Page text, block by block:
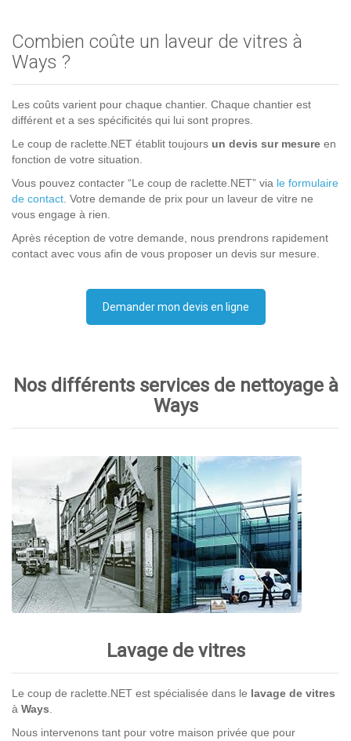
Combien coûte un laveur de vitres à
Ways ?
Les coûts varient pour chaque chantier. Chaque chantier est
différent et a ses spécificités qui lui sont propres.
Le coup de raclette.NET établit toujours un devis sur mesure en
fonction de votre situation.
Vous pouvez contacter “Le coup de raclette.NET” via le formulaire
de contact. Votre demande de prix pour un laveur de vitre ne
vous engage à rien.
Après réception de votre demande, nous prendrons rapidement
contact avec vous afin de vous proposer un devis sur mesure.
Demander mon devis en ligne
Nos différents services de nettoyage à
Ways
Lavage de vitres
Le coup de raclette.NET est spécialisée dans le lavage de vitres
à Ways.
Nous intervenons tant pour votre maison privée que pour